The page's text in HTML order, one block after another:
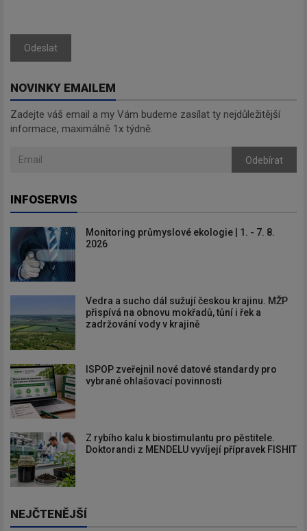
Odeslat
NOVINKY EMAILEM
Zadejte váš email a my Vám budeme zasílat ty nejdůležitější
informace, maximálně 1x týdně.
Odebírat
INFOSERVIS
Monitoring průmyslové ekologie | 1. - 7. 8.
2026
Vedra a sucho dál sužují českou krajinu. MŽP
přispívá na obnovu mokřadů, tůní i řek a
zadržování vody v krajině
ISPOP zveřejnil nové datové standardy pro
vybrané ohlašovací povinnosti
Z rybího kalu k biostimulantu pro pěstitele.
Doktorandi z MENDELU vyvíjejí přípravek FISHIT
NEJČTENĚJŠÍ